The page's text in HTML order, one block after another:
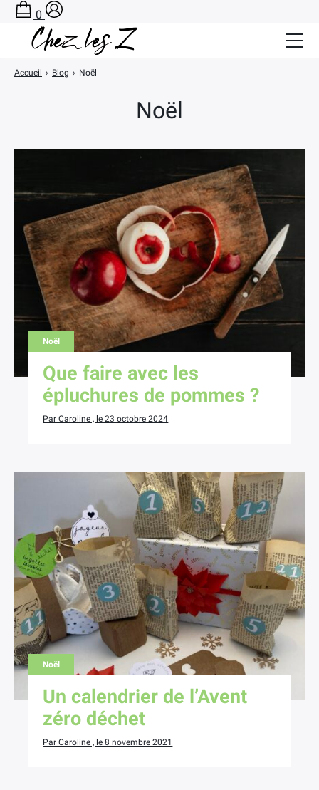
Noël
Accueil › Blog › Noël
Noël
Que faire avec les
épluchures de pommes ?
Par Caroline , le 23 octobre 2024
Noël
Un calendrier de l’Avent
zéro déchet
Par Caroline , le 8 novembre 2021
0
Salle de Bain Zéro Déchet
CONTACT
PANIER